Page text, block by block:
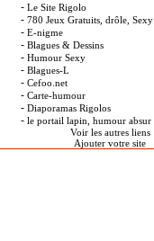
- Le Site Rigolo
- 780 Jeux Gratuits, drôle, Sexy
- E-nigme
- Blagues & Dessins
- Humour Sexy
- Blagues-L
- Cefoo.net
- Carte-humour
- Diaporamas Rigolos
- le portail lapin, humour absur
Voir les autres liens
Ajouter votre site